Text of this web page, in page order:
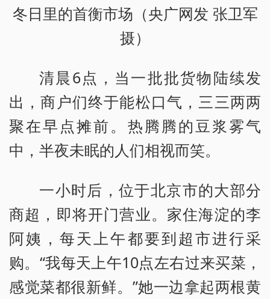
冬日里的首衡市场（央广网发 张卫军
摄）
清晨6点，当一批批货物陆续发
出，商户们终于能松口气，三三两两
聚在早点摊前。热腾腾的豆浆雾气
中，半夜未眠的人们相视而笑。
一小时后，位于北京市的大部分
商超，即将开门营业。家住海淀的李
阿姨，每天上午都要到超市进行采
购。“我每天上午10点左右过来买菜，
感觉菜都很新鲜。”她一边拿起两根黄